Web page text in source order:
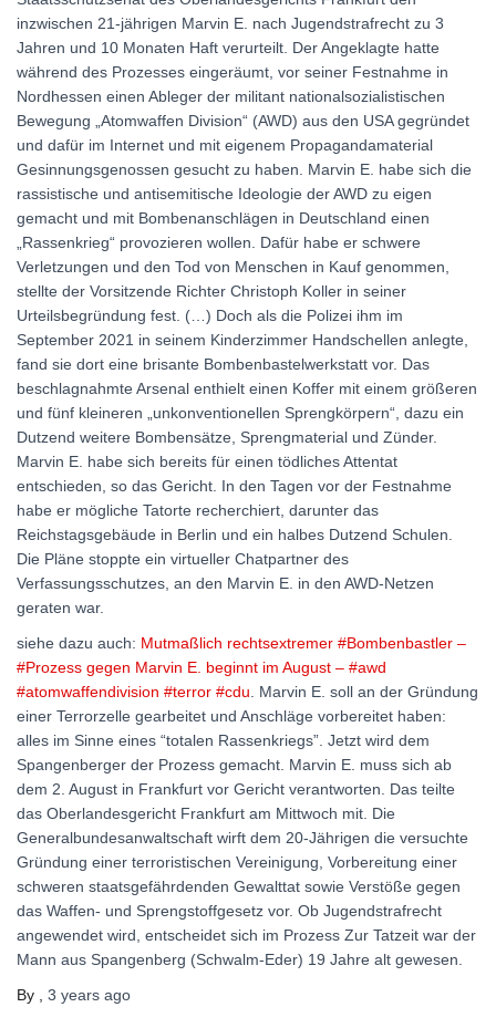
inzwischen 21-jährigen Marvin E. nach Jugendstrafrecht zu 3
Jahren und 10 Monaten Haft verurteilt. Der Angeklagte hatte
während des Prozesses eingeräumt, vor seiner Festnahme in
Nordhessen einen Ableger der militant nationalsozialistischen
Bewegung „Atomwaffen Division“ (AWD) aus den USA gegründet
und dafür im Internet und mit eigenem Propagandamaterial
Gesinnungsgenossen gesucht zu haben. Marvin E. habe sich die
rassistische und antisemitische Ideologie der AWD zu eigen
gemacht und mit Bombenanschlägen in Deutschland einen
„Rassenkrieg“ provozieren wollen. Dafür habe er schwere
Verletzungen und den Tod von Menschen in Kauf genommen,
stellte der Vorsitzende Richter Christoph Koller in seiner
Urteilsbegründung fest. (…) Doch als die Polizei ihm im
September 2021 in seinem Kinderzimmer Handschellen anlegte,
fand sie dort eine brisante Bombenbastelwerkstatt vor. Das
beschlagnahmte Arsenal enthielt einen Koffer mit einem größeren
und fünf kleineren „unkonventionellen Sprengkörpern“, dazu ein
Dutzend weitere Bombensätze, Sprengmaterial und Zünder.
Marvin E. habe sich bereits für einen tödliches Attentat
entschieden, so das Gericht. In den Tagen vor der Festnahme
habe er mögliche Tatorte recherchiert, darunter das
Reichstagsgebäude in Berlin und ein halbes Dutzend Schulen.
Die Pläne stoppte ein virtueller Chatpartner des
Verfassungsschutzes, an den Marvin E. in den AWD-Netzen
geraten war.
siehe dazu auch: Mutmaßlich rechtsextremer #Bombenbastler –
#Prozess gegen Marvin E. beginnt im August – #awd
#atomwaffendivision #terror #cdu . Marvin E. soll an der Gründung
einer Terrorzelle gearbeitet und Anschläge vorbereitet haben:
alles im Sinne eines “totalen Rassenkriegs”. Jetzt wird dem
Spangenberger der Prozess gemacht. Marvin E. muss sich ab
dem 2. August in Frankfurt vor Gericht verantworten. Das teilte
das Oberlandesgericht Frankfurt am Mittwoch mit. Die
Generalbundesanwaltschaft wirft dem 20-Jährigen die versuchte
Gründung einer terroristischen Vereinigung, Vorbereitung einer
schweren staatsgefährdenden Gewalttat sowie Verstöße gegen
das Waffen- und Sprengstoffgesetz vor. Ob Jugendstrafrecht
angewendet wird, entscheidet sich im Prozess Zur Tatzeit war der
Mann aus Spangenberg (Schwalm-Eder) 19 Jahre alt gewesen.
By
3 years ago